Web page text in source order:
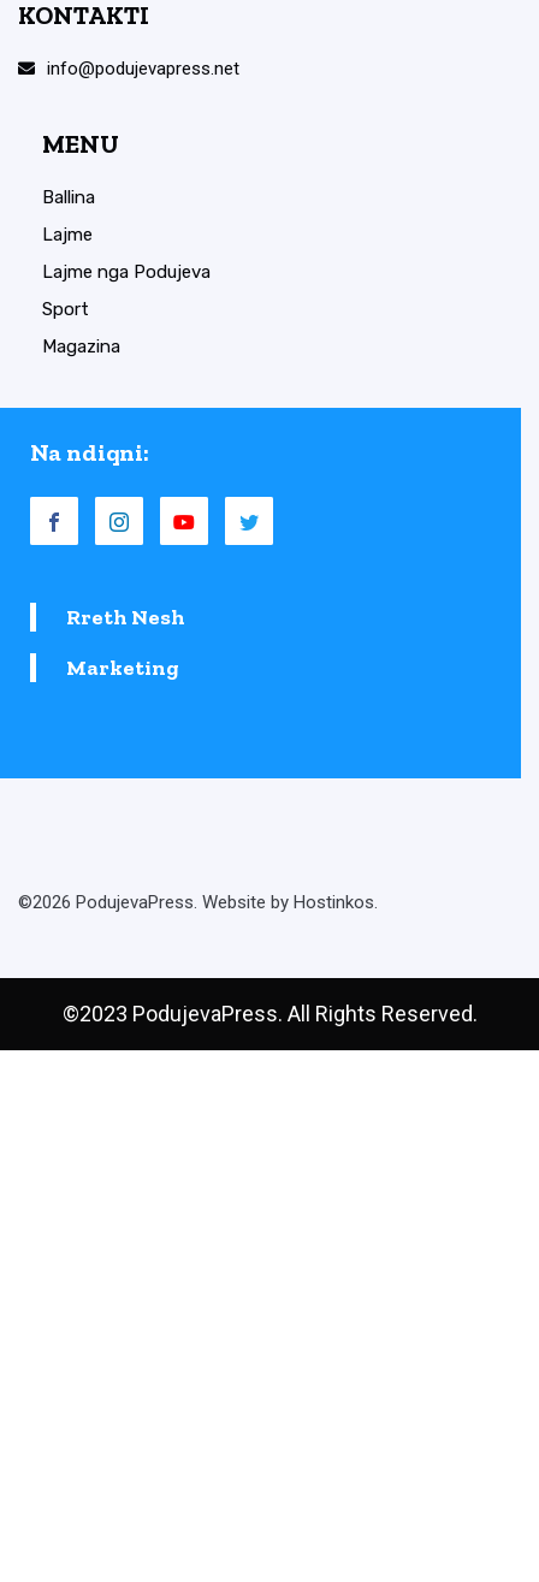
KONTAKTI
info@podujevapress.net
MENU
Ballina
Lajme
Lajme nga Podujeva
Sport
Magazina
Na ndiqni:
Rreth Nesh
Marketing
©2026 PodujevaPress. Website by Hostinkos.
©2023 PodujevaPress. All Rights Reserved.